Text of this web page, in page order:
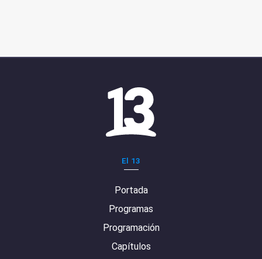
El 13
Portada
Programas
Programación
Capítulos